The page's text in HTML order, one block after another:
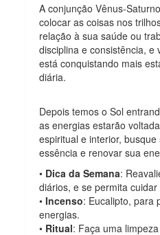
A conjunção Vênus-
colocar as coisas nos
relação à sua saúde ou
disciplina e consistência, e
está conquistando mais
diária.
Depois temos o Sol
as energias estarão
espiritual e interior,
essência e renovar sua
• Dica da Semana:
diários, e se permita
•Incenso: Eucalipto, para
energias.
• Ritual: Faça uma